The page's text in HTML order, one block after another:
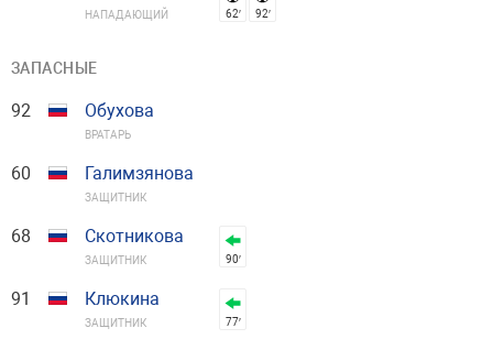
НАПАДАЮЩИЙ 62′ 92′
ЗАПАСНЫЕ
92 Обухова
ВРАТАРЬ
60 Галимзянова
ЗАЩИТНИК
68 Скотникова
ЗАЩИТНИК 90′
91 Клюкина
ЗАЩИТНИК 77′